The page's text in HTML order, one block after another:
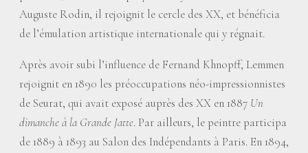
Auguste Rodin, il rejoignit le cercle des XX, et bénéficia
de l’émulation artistique internationale qui y régnait.
Après avoir subi l’influence de Fernand Khnopff, Lemmen
rejoignit en 1890 les préoccupations néo-impressionnistes
de Seurat, qui avait exposé auprès des XX en 1887 Un
dimanche à la Grande Jatte. Par ailleurs, le peintre participa
de 1889 à 1893 au Salon des Indépendants à Paris. En 1894,